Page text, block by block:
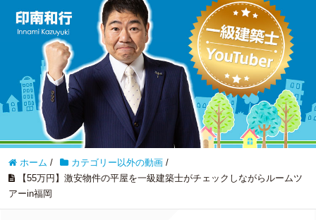
ホーム / カテゴリー以外の動画 /
【55万円】激安物件の平屋を一級建築士がチェックしながらルームツ
アーin福岡